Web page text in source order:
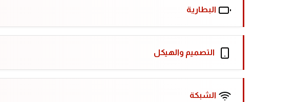
البطارية
التصميم والهيكل
الشبكة